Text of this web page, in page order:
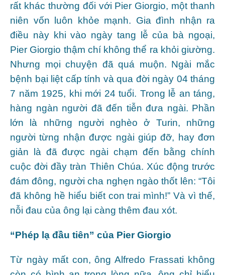
rất khác thường đối với Pier Giorgio, một thanh
niên vốn luôn khỏe mạnh. Gia đình nhận ra
điều này khi vào ngày tang lễ của bà ngoại,
Pier Giorgio thậm chí không thể ra khỏi giường.
Nhưng mọi chuyện đã quá muộn. Ngài mắc
bệnh bại liệt cấp tính và qua đời ngày 04 tháng
7 năm 1925, khi mới 24 tuổi. Trong lễ an táng,
hàng ngàn người đã đến tiễn đưa ngài. Phần
lớn là những người nghèo ở Turin, những
người từng nhận được ngài giúp đỡ, hay đơn
giản là đã được ngài chạm đến bằng chính
cuộc đời đầy tràn Thiên Chúa. Xúc động trước
đám đông, người cha nghẹn ngào thốt lên: “Tôi
đã không hề hiểu biết con trai mình!” Và vì thế,
nỗi đau của ông lại càng thêm đau xót.
“Phép lạ đầu tiên” của Pier Giorgio
Từ ngày mất con, ông Alfredo Frassati không